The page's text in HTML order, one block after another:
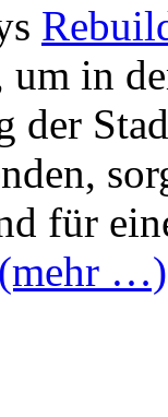
um in
der
für
(mehr …)